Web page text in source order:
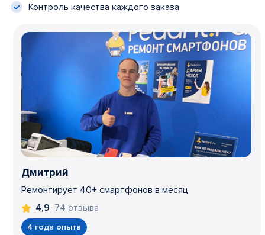
Контроль качества каждого заказа
Дмитрий
Ремонтирует 40+ смартфонов в месяц
4,9 74 отзыва
4 года опыта